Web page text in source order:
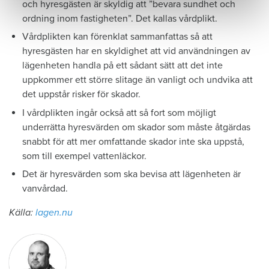
och hyresgästen är skyldig att ”bevara sundhet och
ordning inom fastigheten”. Det kallas vårdplikt.
Vårdplikten kan förenklat sammanfattas så att
hyresgästen har en skyldighet att vid användningen av
lägenheten handla på ett sådant sätt att det inte
uppkommer ett större slitage än vanligt och undvika att
det uppstår risker för skador.
I vårdplikten ingår också att så fort som möjligt
underrätta hyresvärden om skador som måste åtgärdas
snabbt för att mer omfattande skador inte ska uppstå,
som till exempel vattenläckor.
Det är hyresvärden som ska bevisa att lägenheten är
vanvårdad.
Källa: lagen.nu